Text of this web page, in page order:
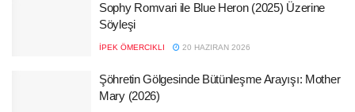
Sophy Romvari ile Blue Heron (2025) Üzerine
Söyleşi
İPEK ÖMERCIKLI 20 HAZIRAN 2026
Şöhretin Gölgesinde Bütünleşme Arayışı: Mother
Mary (2026)